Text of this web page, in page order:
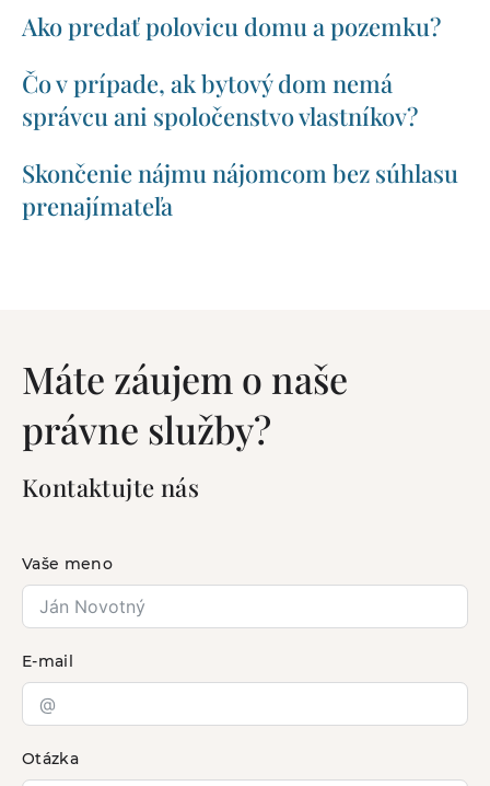
Ako predať polovicu domu a pozemku?
Čo v prípade, ak bytový dom nemá
správcu ani spoločenstvo vlastníkov?
Skončenie nájmu nájomcom bez súhlasu
prenajímateľa
Máte záujem o naše
právne služby?
Kontaktujte nás
Vaše meno
E-mail
Otázka